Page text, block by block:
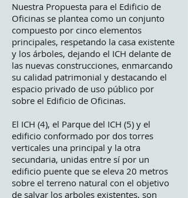
Nuestra Propuesta para el Edificio de
Oficinas se plantea como un conjunto
compuesto por cinco elementos
principales, respetando la casa existente
y los árboles, dejando el ICH delante de
las nuevas construcciones, enmarcando
su calidad patrimonial y destacando el
espacio privado de uso público por
sobre el Edificio de Oficinas.
El ICH (4), el Parque del ICH (5) y el
edificio conformado por dos torres
verticales una principal y la otra
secundaria, unidas entre sí por un
edificio puente que se eleva 20 metros
sobre el terreno natural con el objetivo
de salvar los arboles existentes, son